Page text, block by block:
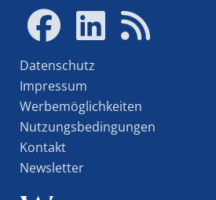
Datenschutz
Impressum
Werbemöglichkeiten
Nutzungsbedingungen
Kontakt
Newsletter